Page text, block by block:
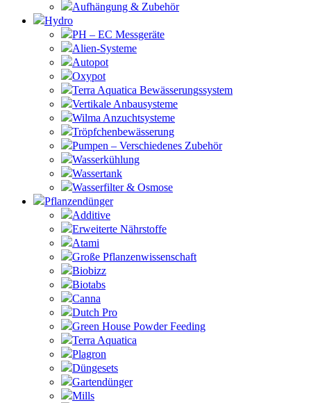
Aufhängung & Zubehör
Hydro
PH – EC Messgeräte
Alien-Systeme
Autopot
Oxypot
Terra Aquatica Bewässerungssystem
Vertikale Anbausysteme
Wilma Anzuchtsysteme
Tröpfchenbewässerung
Pumpen – Verschiedenes Zubehör
Wasserkühlung
Wassertank
Wasserfilter & Osmose
Pflanzendünger
Additive
Erweiterte Nährstoffe
Atami
Große Pflanzenwissenschaft
Biobizz
Biotabs
Canna
Dutch Pro
Green House Powder Feeding
Terra Aquatica
Plagron
Düngesets
Gartendünger
Mills